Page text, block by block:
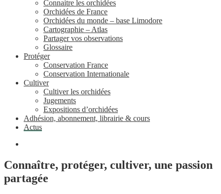
Connaitre les orchidées
Orchidées de France
Orchidées du monde – base Limodore
Cartographie – Atlas
Partager vos observations
Glossaire
Protéger
Conservation France
Conservation Internationale
Cultiver
Cultiver les orchidées
Jugements
Expositions d’orchidées
Adhésion, abonnement, librairie & cours
Actus
Connaître, protéger, cultiver, une passion
partagée